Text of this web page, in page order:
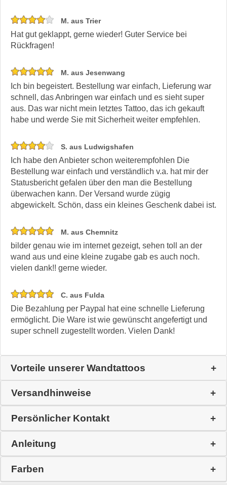
M. aus Trier
Hat gut geklappt, gerne wieder! Guter Service bei
Rückfragen!
M. aus Jesenwang
Ich bin begeistert. Bestellung war einfach, Lieferung war
schnell, das Anbringen war einfach und es sieht super
aus. Das war nicht mein letztes Tattoo, das ich gekauft
habe und werde Sie mit Sicherheit weiter empfehlen.
S. aus Ludwigshafen
Ich habe den Anbieter schon weiterempfohlen Die
Bestellung war einfach und verständlich v.a. hat mir der
Statusbericht gefalen über den man die Bestellung
überwachen kann. Der Versand wurde zügig
abgewickelt. Schön, dass ein kleines Geschenk dabei ist.
M. aus Chemnitz
bilder genau wie im internet gezeigt, sehen toll an der
wand aus und eine kleine zugabe gab es auch noch.
vielen dank!! gerne wieder.
C. aus Fulda
Die Bezahlung per Paypal hat eine schnelle Lieferung
ermöglicht. Die Ware ist wie gewünscht angefertigt und
super schnell zugestellt worden. Vielen Dank!
Vorteile unserer Wandtattoos
Versandhinweise
Persönlicher Kontakt
Anleitung
Farben